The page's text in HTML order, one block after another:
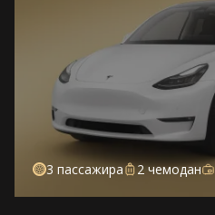
3 пассажира 2 чемодан